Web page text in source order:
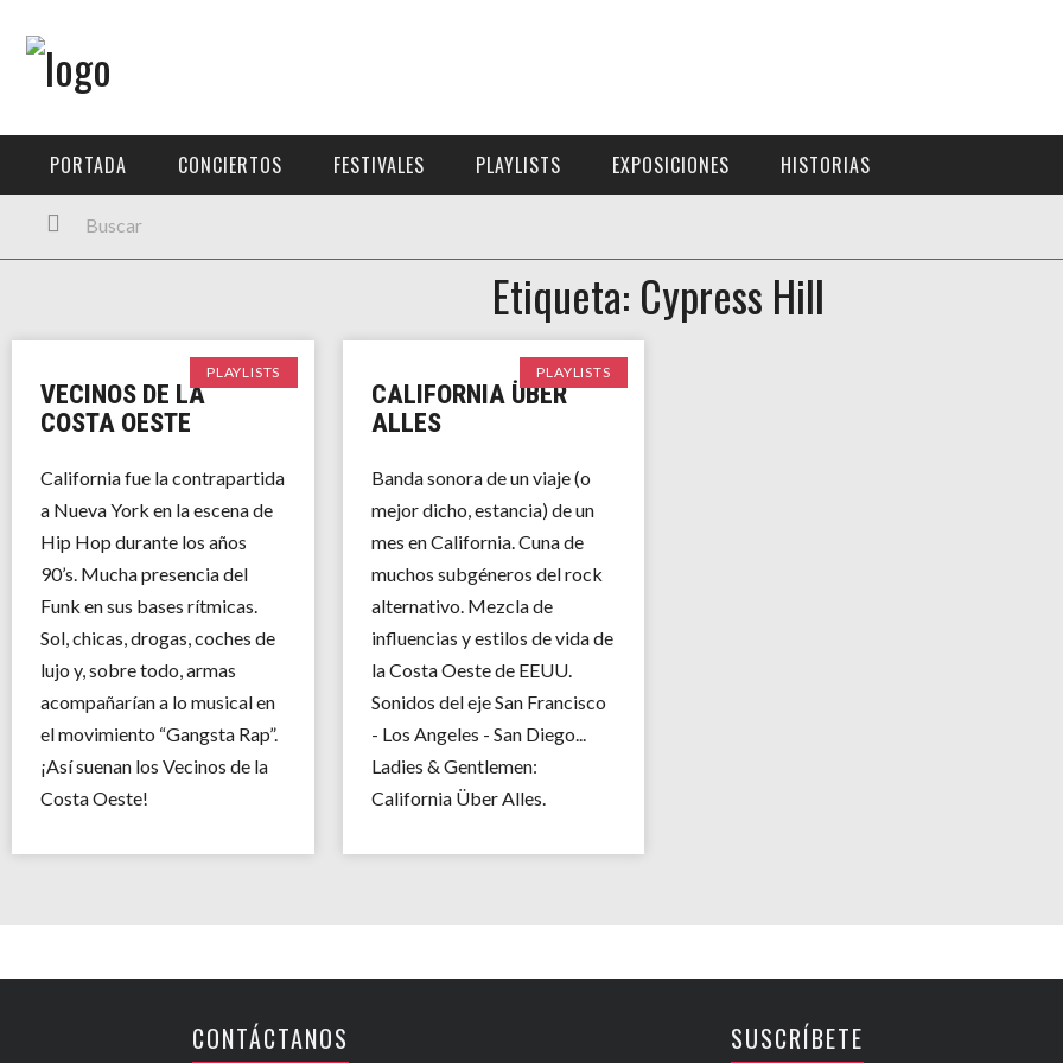
PORTADA
FESTIVALES
HISTORIAS
PORTADA CONCIERTOS FESTIVALES PLAYLISTS EXPOSICIONES HISTORIAS
Etiqueta: Cypress Hill
PLAYLISTS
VECINOS DE LA
COSTA OESTE
California fue la contrapartida
a Nueva York en la escena de
Hip Hop durante los años
90’s. Mucha presencia del
Funk en sus bases rítmicas.
Sol, chicas, drogas, coches de
lujo y, sobre todo, armas
acompañarían a lo musical en
el movimiento “Gangsta Rap”.
¡Así suenan los Vecinos de la
Costa Oeste!
PLAYLISTS
CALIFORNIA ÜBER
ALLES
Banda sonora de un viaje (o
mejor dicho, estancia) de un
mes en California. Cuna de
muchos subgéneros del rock
alternativo. Mezcla de
influencias y estilos de vida de
la Costa Oeste de EEUU.
Sonidos del eje San Francisco
- Los Angeles - San Diego...
Ladies & Gentlemen:
California Über Alles.
CONTÁCTANOS SUSCRÍBETE